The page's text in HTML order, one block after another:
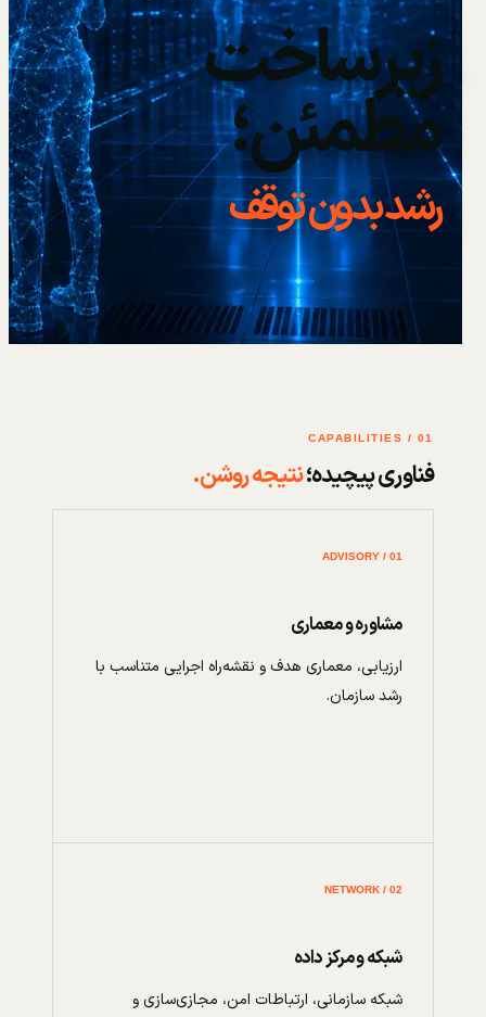
زیرساخت
مطمئن؛
رشد بدون توقف
01 / CAPABILITIES
فناوری پیچیده؛نتیجه روشن.
01 / ADVISORY
مشاوره و معماری
ارزیابی، معماری هدف و نقشه‌راه اجرایی متناسب با
رشد سازمان.
02 / NETWORK
شبکه و مرکز داده
شبکه سازمانی، ارتباطات امن، مجازی‌سازی و